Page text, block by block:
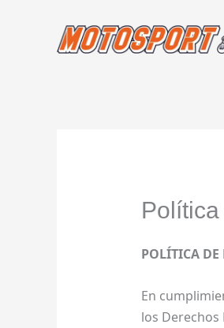
contenido
POLÍTICA
En
los